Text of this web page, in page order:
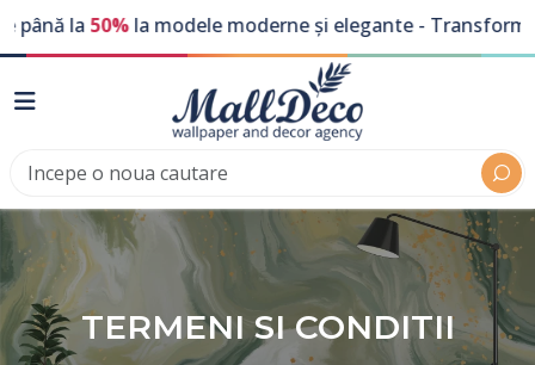
la50% la modele moderne și elegante - Transformă-ți
TERMENI SI CONDITII